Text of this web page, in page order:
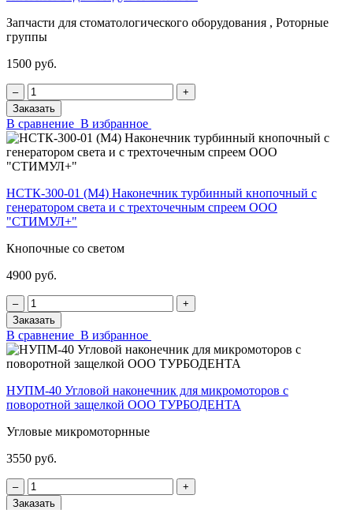
Запчасти для стоматологического оборудования , Роторные
группы
1500 руб.
‒
+
Заказать
В сравнение В избранное
НСТК-300-01 (М4) Наконечник турбинный кнопочный с
генератором света и с трехточечным спреем ООО
"СТИМУЛ+"
Кнопочные со светом
4900 руб.
‒
+
Заказать
В сравнение В избранное
НУПМ-40 Угловой наконечник для микромоторов с
поворотной защелкой ООО ТУРБОДЕНТА
Угловые микромоторнные
3550 руб.
‒
+
Заказать